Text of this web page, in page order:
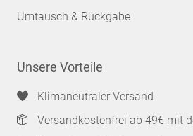
Umtausch & Rückgabe
Unsere Vorteile
Klimaneutraler Versand
Versandkostenfrei ab 49€ mit